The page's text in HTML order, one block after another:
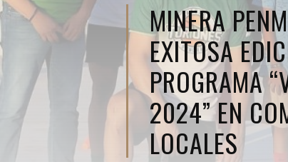
MINERA
EXITOSA
PROGRAMA
2024” EN
LOCALES